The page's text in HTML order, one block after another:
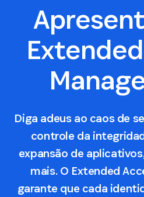
Diga adeus ao caos de
controle da
expansão de
mais. O Extended
garante que cada